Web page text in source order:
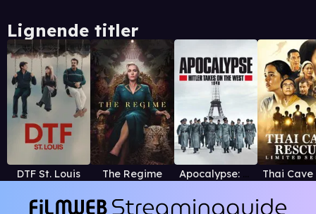
Lignende titler
DTF St. Louis The Regime Apocalypse: Hitler Takes on the West